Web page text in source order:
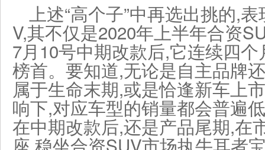
上述“高个子”中再选出挑的,
V,其不仅是2020年上半年合资
7月10号中期改款后,它连续四
榜首。要知道,无论是自主品牌
属于生命末期,或是恰逢新车上
响下,对应车型的销量都会普遍
在中期改款后,还是产品尾期,在
座,稳坐合资SUV市场执牛耳者